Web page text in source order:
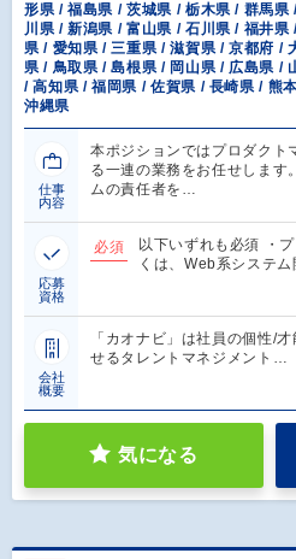
形県 / 福島県 / 茨城県 / 栃木県 / 群馬
川県 / 新潟県 / 富山県 / 石川県 / 福井
県 / 愛知県 / 三重県 / 滋賀県 / 京都府 /
県 / 鳥取県 / 島根県 / 岡山県 / 広島県 /
/ 高知県 / 福岡県 / 佐賀県 / 長崎県 / 熊
沖縄県
仕事
内容
本ポジションではプロダクト
る一連の業務をお任せします
ムの責任者を…
応募
資格
必須
以下いずれも必須 ・
くは、Web系システ
会社
概要
「カオナビ」は社員の個性/
せるタレントマネジメント…
気になる